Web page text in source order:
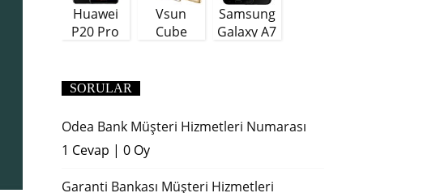
Huawei
P20 Pro
Vsun
Cube
Samsung
Galaxy A7
SORULAR
Odea Bank Müşteri Hizmetleri Numarası
1 Cevap | 0 Oy
Garanti Bankası Müşteri Hizmetleri